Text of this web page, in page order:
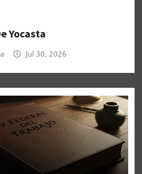
Yocasta
Jul 30, 2026